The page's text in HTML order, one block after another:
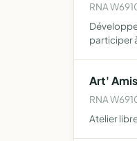
RNA
participer
Art' Amis
RNA
Atelier